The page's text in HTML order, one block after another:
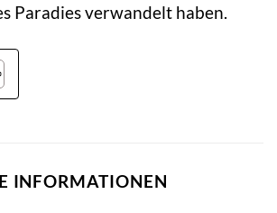
Paradies verwandelt haben.
INFORMATIONEN